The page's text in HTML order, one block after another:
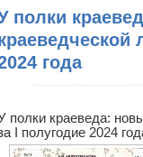
полки
года
полки краеведа:
I полугодие 2024